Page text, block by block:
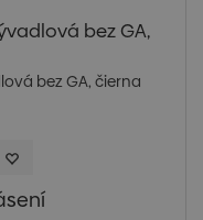
bez GA,
bez GA, čierna